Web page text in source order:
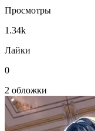
Просмотры
1.34k
Лайки
0
2 обложки